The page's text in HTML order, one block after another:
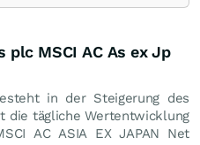
plc MSCI AC As ex Jp
in der Steigerung des
die tägliche Wertentwicklung
AC ASIA EX JAPAN Net